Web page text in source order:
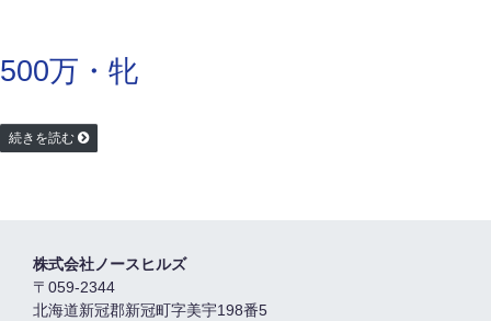
500万・牝
続きを読む
株式会社ノースヒルズ
〒059-2344
北海道新冠郡新冠町字美宇198番5